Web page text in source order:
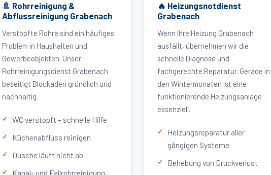
🚿 Rohrreinigung &
Abflussreinigung Grabenach
Verstopfte Rohre sind ein häufiges
Problem in Haushalten und
Gewerbeobjekten. Unser
Rohrreinigungsdienst Grabenach
beseitigt Blockaden gründlich und
nachhaltig.
WC verstopft – schnelle Hilfe
Küchenabfluss reinigen
Dusche läuft nicht ab
Kanal- und Fallrohrreinigung
🔥 Heizungsnotdienst
Grabenach
Wenn Ihre Heizung Grabenach
ausfällt, übernehmen wir die
schnelle Diagnose und
fachgerechte Reparatur. Gerade in
den Wintermonaten ist eine
funktionierende Heizungsanlage
essenziell.
Heizungsreparatur aller
gängigen Systeme
Behebung von Druckverlust